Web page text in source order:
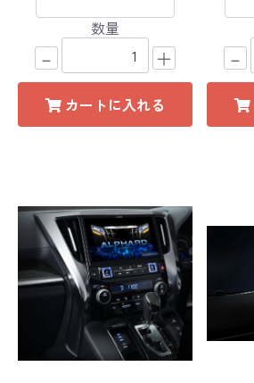
数量
－ ＋
カートに入れる
－